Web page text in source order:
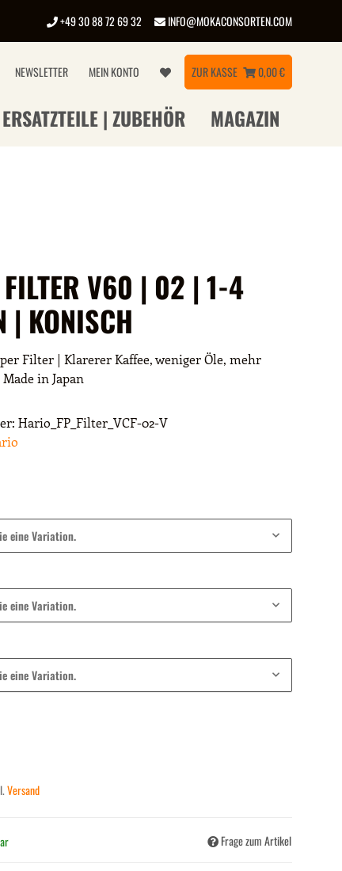
+49 30 88 72 69 32 INFO@MOKACONSORTEN.COM
NEWSLETTER MEIN KONTO ZUR KASSE 0,00 €
ERSATZTEILE | ZUBEHÖR MAGAZIN
V60 | 02 | 1-4
| KONISCH
Filter | Klarerer Kaffee, weniger Öle, mehr
in Japan
Hario_FP_Filter_VCF-02-V
eine Variation.
eine Variation.
eine Variation.
Versand
Frage zum Artikel